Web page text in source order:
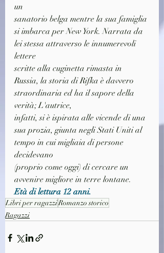
un
sanatorio belga mentre la sua famiglia
si imbarca per New York. Narrata da
lei stessa attraverso le innumerevoli
lettere
scritte alla cuginetta rimasta in
Russia, la storia di Rifka è davvero
straordinaria ed ha il sapore della
verità; L'autrice,
infatti, si è ispirata alle vicende di una
sua prozia, giunta negli Stati Uniti al
tempo in cui migliaia di persone
decidevano
(proprio come oggi) di cercare un
avvenire migliore in terre lontane.
Età di lettura 12 anni.
Libri per ragazziRomanzo storico
Ragazzi